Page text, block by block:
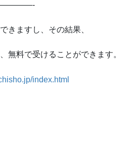
きますし、その結果、
無料で受けることができます。
index.html